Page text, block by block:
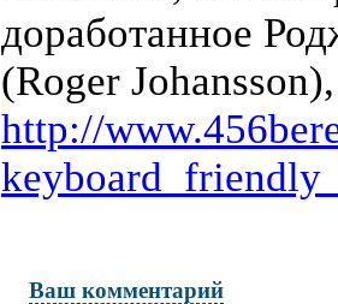
доработанное
(Roger
http://
Ваш комментарий